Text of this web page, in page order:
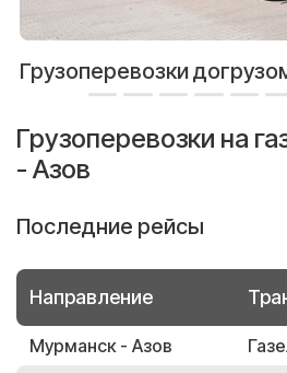
Грузоперевозки
Грузоперевозки на
- Азов
Последние рейсы
Направление
Мурманск - Азов